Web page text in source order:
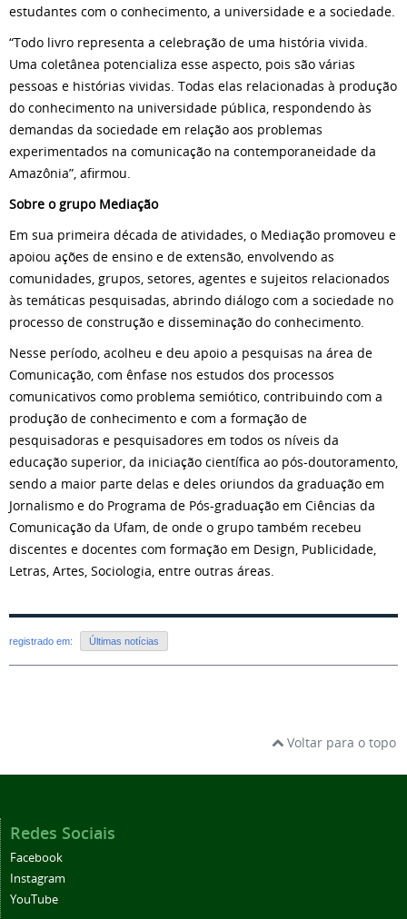
estudantes com o conhecimento, a universidade e a sociedade.
“Todo livro representa a celebração de uma história vivida.
Uma coletânea potencializa esse aspecto, pois são várias
pessoas e histórias vividas. Todas elas relacionadas à produção
do conhecimento na universidade pública, respondendo às
demandas da sociedade em relação aos problemas
experimentados na comunicação na contemporaneidade da
Amazônia”, afirmou.
Sobre o grupo Mediação
Em sua primeira década de atividades, o Mediação promoveu e
apoiou ações de ensino e de extensão, envolvendo as
comunidades, grupos, setores, agentes e sujeitos relacionados
às temáticas pesquisadas, abrindo diálogo com a sociedade no
processo de construção e disseminação do conhecimento.
Nesse período, acolheu e deu apoio a pesquisas na área de
Comunicação, com ênfase nos estudos dos processos
comunicativos como problema semiótico, contribuindo com a
produção de conhecimento e com a formação de
pesquisadoras e pesquisadores em todos os níveis da
educação superior, da iniciação científica ao pós-doutoramento,
sendo a maior parte delas e deles oriundos da graduação em
Jornalismo e do Programa de Pós-graduação em Ciências da
Comunicação da Ufam, de onde o grupo também recebeu
discentes e docentes com formação em Design, Publicidade,
Letras, Artes, Sociologia, entre outras áreas.
registrado em: Últimas notícias
Voltar para o topo
Redes Sociais
Facebook
Instagram
YouTube